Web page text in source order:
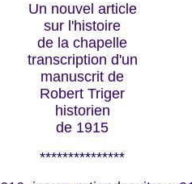
Un nouvel article
sur l'histoire
de la chapelle
transcription d'un
manuscrit de
Robert Triger
historien
de 1915
***************